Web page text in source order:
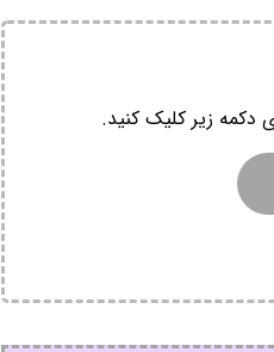
دکمه زیر کلیک کنید.